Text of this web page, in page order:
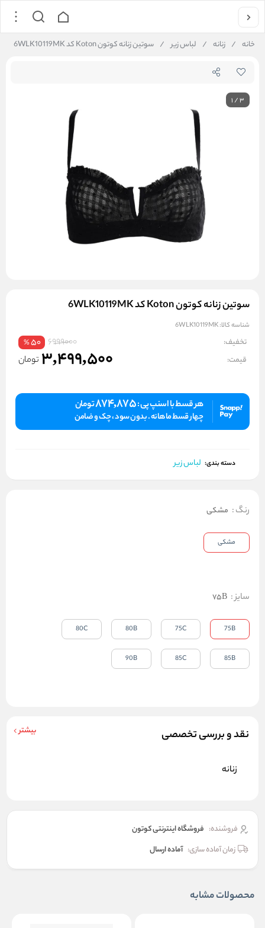
خانه / زنانه / لباس زیر / سوتین زنانه کوتون Koton کد 6WLK10119MK
1/3
سوتین زنانه کوتون Koton کد 6WLK10119MK
شناسه کالا:6WLK10119MK
تخفیف: 6999000
50
%
قیمت: 3,499,500 تومان
هر قسط با اسنپ پی :874,875تومان
چهار قسط ماهانه . بدون سود ، چک و ضامن
دسته بندی: لباس زیر
نقد و بررسی تخصصی بیشتر
زنانه
فروشنده: فروشگاه اینترنتی کوتون
زمان آماده سازی: آماده ارسال
رنگ: مشکی
مشکی
سایز:
75B
75B
75C
80B
80C
85B
85C
90B
محصولات مشابه